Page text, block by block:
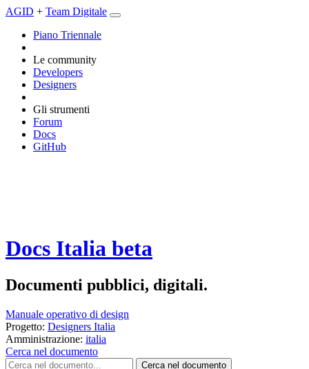
AGID + Team Digitale
Piano Triennale
Le community
Developers
Designers
Gli strumenti
Forum
Docs
GitHub
Docs Italia beta
Documenti pubblici, digitali.
Manuale operativo di design
Progetto: Designers Italia
Amministrazione: italia
Cerca nel documento
Cerca nel documento